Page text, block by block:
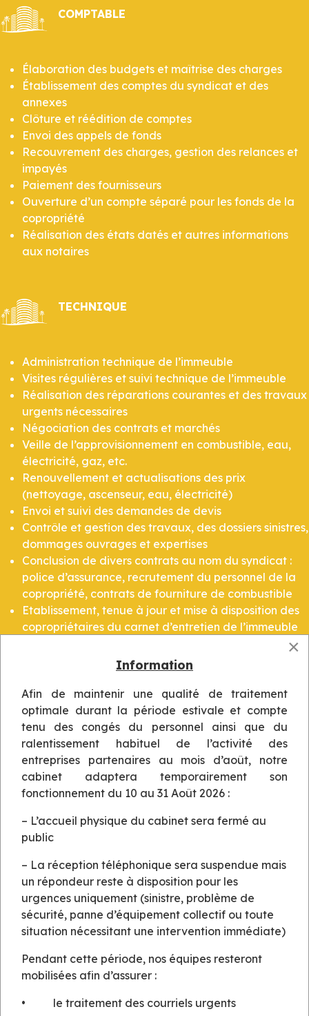
COMPTABLE
Élaboration des budgets et maîtrise des charges
Établissement des comptes du syndicat et des
annexes
Clôture et réédition de comptes
Envoi des appels de fonds
Recouvrement des charges, gestion des relances et
impayés
Paiement des fournisseurs
Ouverture d’un compte séparé pour les fonds de la
copropriété
Réalisation des états datés et autres informations
aux notaires
TECHNIQUE
Administration technique de l’immeuble
Visites régulières et suivi technique de l’immeuble
Réalisation des réparations courantes et des travaux
urgents nécessaires
Négociation des contrats et marchés
Veille de l’approvisionnement en combustible, eau,
électricité, gaz, etc.
Renouvellement et actualisations des prix
(nettoyage, ascenseur, eau, électricité)
Envoi et suivi des demandes de devis
Contrôle et gestion des travaux, des dossiers sinistres,
dommages ouvrages et expertises
Conclusion de divers contrats au nom du syndicat :
police d’assurance, recrutement du personnel de la
copropriété, contrats de fourniture de combustible
Etablissement, tenue à jour et mise à disposition des
copropriétaires du carnet d’entretien de l’immeuble
Application du règlement de copropriété
Respect de la réglementation et des dispositions
légales
Gestion des contentieux
compétentes
TREPIER VENTURINI IMMOBILIER
06190 ROQUEBRUNE CAP MARTIN
Tél. : 04.92.15.15.23
×
Information
Afin de maintenir une qualité de traitement
optimale durant la période estivale et compte
tenu des congés du personnel ainsi que du
ralentissement habituel de l’activité des
entreprises partenaires au mois d’août, notre
cabinet adaptera temporairement son
fonctionnement du 10 au 31 Août 2026 :
– L’accueil physique du cabinet sera fermé au
public
– La réception téléphonique sera suspendue mais
un répondeur reste à disposition pour les
urgences uniquement (sinistre, problème de
sécurité, panne d’équipement collectif ou toute
situation nécessitant une intervention immédiate)
Pendant cette période, nos équipes resteront
mobilisées afin d’assurer :
• le traitement des courriels urgents